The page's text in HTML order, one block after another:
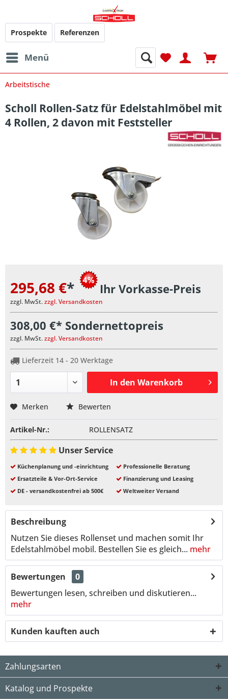
Prospekte Referenzen
Menü
Arbeitstische
Scholl Rollen-Satz für Edelstahlmöbel mit
4 Rollen, 2 davon mit Feststeller
295,68 €* Ihr Vorkasse-Preis
zzgl. MwSt.zzgl. Versandkosten
308,00 €* Sondernettopreis
zzgl. MwSt.zzgl. Versandkosten
Lieferzeit 14 - 20 Werktage
In den Warenkorb
Merken Bewerten
Artikel-Nr.: ROLLENSATZ
Unser Service
Küchenplanung und -einrichtung
Professionelle Beratung
Ersatzteile & Vor-Ort-Service
Finanzierung und Leasing
DE - versandkostenfrei ab 500€
Weltweiter Versand
Beschreibung
Nutzen Sie dieses Rollenset und machen somit Ihr
Edelstahlmöbel mobil. Bestellen Sie es gleich... mehr
Bewertungen
0
Bewertungen lesen, schreiben und diskutieren...
mehr
Kunden kauften auch
Zahlungsarten
Katalog und Prospekte